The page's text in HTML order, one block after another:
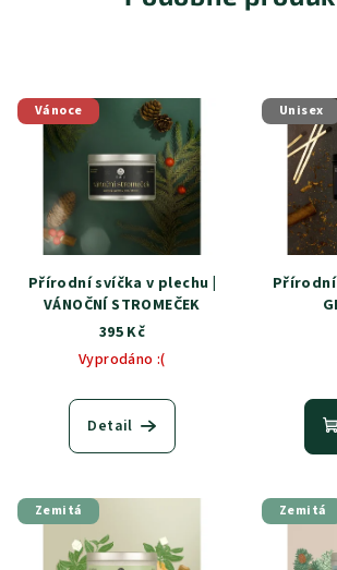
Vánoce
Přírodní svíčka v plechu |
VÁNOČNÍ STROMEČEK
395 Kč
Vyprodáno :(
Detail
Unisex
Přírodní
Zemitá Zemitá